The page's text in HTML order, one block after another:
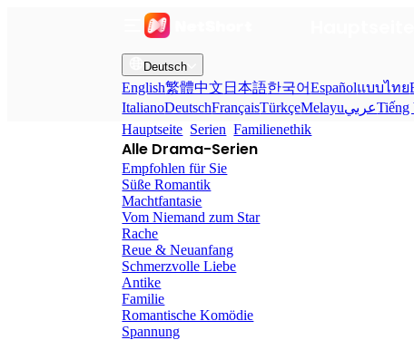
Deutsch
English繁體中文 日本語한국어Españolแบบไทย
ItalianoDeutschFrançaisTürkçeMelayuعربيTiếng
Hauptseite Serien Familienethik
Alle Drama-Serien
Empfohlen für Sie
Süße Romantik
Machtfantasie
Vom Niemand zum Star
Rache
Reue & Neuanfang
Schmerzvolle Liebe
Antike
Familie
Romantische Komödie
Spannung